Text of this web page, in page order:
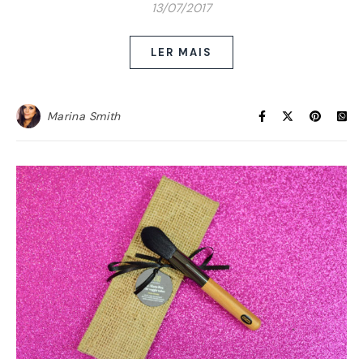
13/07/2017
LER MAIS
Marina Smith